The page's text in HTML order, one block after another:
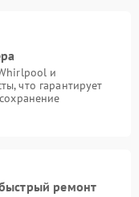
и
что гарантирует
ремонт